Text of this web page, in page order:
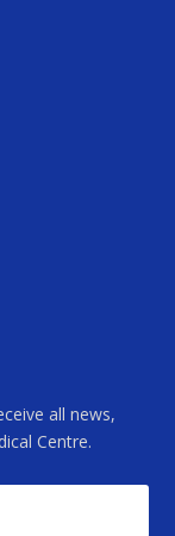
all news,
Centre.